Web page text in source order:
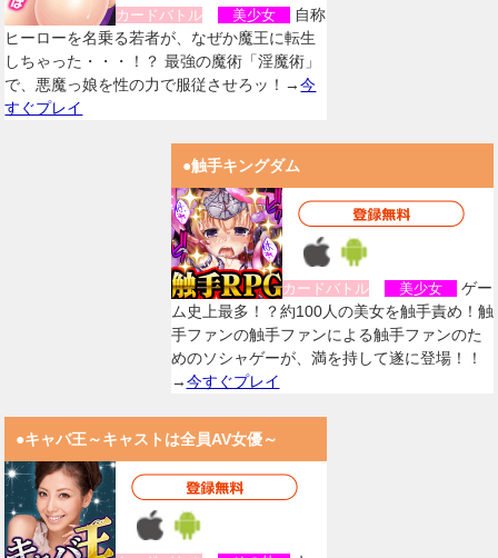
カードバトル 美少女
自称
ヒーローを名乗る若者が、なぜか魔王に転生
しちゃった・・・！？ 最強の魔術「淫魔術」
で、悪魔っ娘を性の力で服従させろッ！→今
すぐプレイ
●触手キングダム
カードバトル 美少女
ゲー
ム史上最多！？約100人の美女を触手責め！触
手ファンの触手ファンによる触手ファンのた
めのソシャゲーが、満を持して遂に登場！！
→今すぐプレイ
●キャバ王～キャストは全員AV女優～